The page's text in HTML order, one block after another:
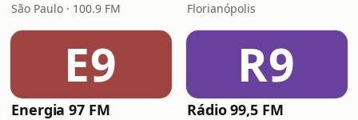
São Paulo · 100.9 FM Florianópolis
E9
Energia 97 FM
R9
Rádio 99,5 FM